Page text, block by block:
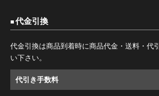
代金引換
代金引換は商品到着時に商品代金・送料・代
い下さい。
代引き手数料